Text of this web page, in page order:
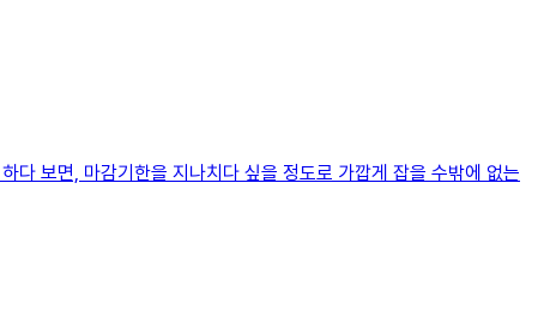
다 보면, 마감기한을 지나치다 싶을 정도로 가깝게 잡을 수밖에 없는